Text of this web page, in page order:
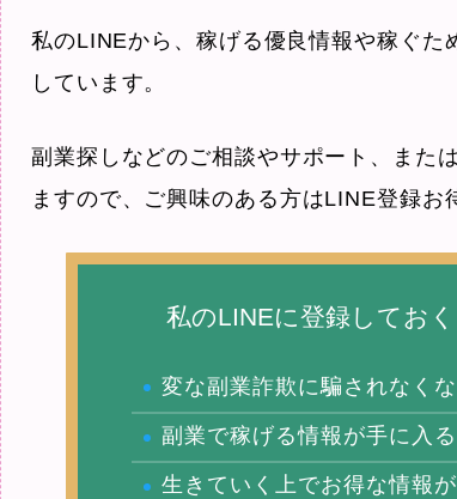
私のLINEから、稼げる優良情報や稼ぐた
しています。
副業探しなどのご相談やサポート、また
ますので、ご興味のある方はLINE登録お
私のLINEに登録してお
変な副業詐欺に騙されなく
副業で稼げる情報が手に入る
生きていく上でお得な情報